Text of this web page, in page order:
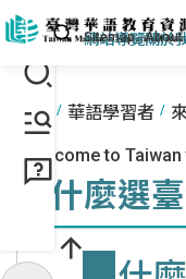
跳到主要內容區塊
::: 站內搜尋
網站導覽關於
:::
首頁 華語學習者
Why come to
為什麼選